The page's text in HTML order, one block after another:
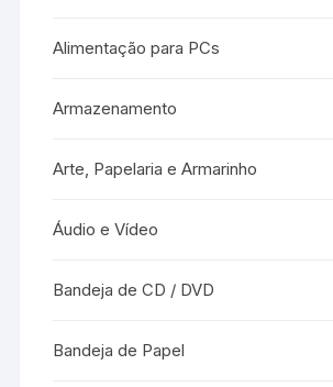
Alimentação para PCs
Armazenamento
Arte, Papelaria e Armarinho
Áudio e Vídeo
Bandeja de CD / DVD
Bandeja de Papel